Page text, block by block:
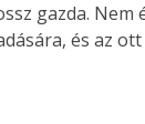
gazda. Nem
és az